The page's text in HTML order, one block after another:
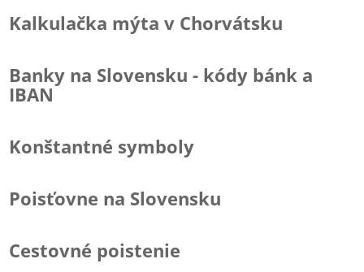
Kalkulačka mýta v Chorvátsku
Banky na Slovensku - kódy bánk a
IBAN
Konštantné symboly
Poisťovne na Slovensku
Cestovné poistenie